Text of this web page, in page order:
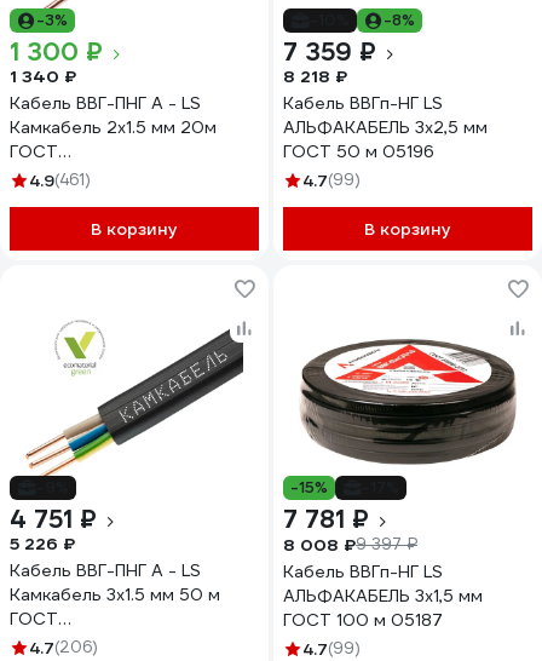
-3%
1 300 ₽
1 340 ₽
Кабель ВВГ-ПНГ А - LS
Камкабель 2x1.5 мм 20м
ГОСТ
1157К20FD00070А0020М
4.9(461)
В корзину
-8%
7 359 ₽
8 218 ₽
Кабель ВВГп-НГ LS
АЛЬФАКАБЕЛЬ 3х2,5 мм
ГОСТ 50 м 05196
4.7(99)
В корзину
4 751 ₽
5 226 ₽
Кабель ВВГ-ПНГ А - LS
Камкабель 3x1.5 мм 50 м
ГОСТ
1157К30FG00070А0050М
4.7(206)
-15%
7 781 ₽
8 008 ₽9 397 ₽
Кабель ВВГп-НГ LS
АЛЬФАКАБЕЛЬ 3х1,5 мм
ГОСТ 100 м 05187
4.7(99)